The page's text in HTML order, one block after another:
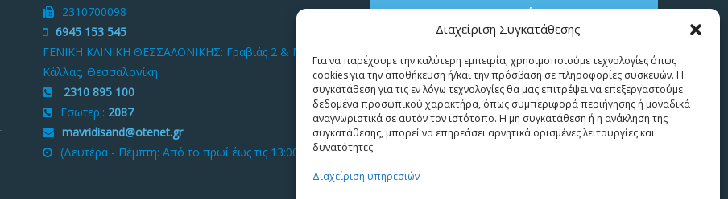
Διαχείριση Συγκατάθεσης
Για να παρέχουμε την καλύτερη εμπειρία, χρησιμοποιούμε τεχνολογίες όπως
cookies για την αποθήκευση ή/και την πρόσβαση σε πληροφορίες συσκευών. Η
συγκατάθεση για τις εν λόγω τεχνολογίες θα μας επιτρέψει να επεξεργαστούμε
δεδομένα προσωπικού χαρακτήρα, όπως συμπεριφορά περιήγησης ή μοναδικά
αναγνωριστικά σε αυτόν τον ιστότοπο. Η μη συγκατάθεση ή η ανάκληση της
συγκατάθεσης, μπορεί να επηρεάσει αρνητικά ορισμένες λειτουργίες και
δυνατότητες.
Διαχείριση υπηρεσιών
2310700098
6945 153 545
ΓΕΝΙΚΗ ΚΛΙΝΙΚΗ ΘΕΣΣΑΛΟΝΙΚΗΣ: Γραβιάς 2 & Μ.
Κάλλας, Θεσσαλονίκη
2310 895 100
Εσωτερ.: 2087
mavridisand@otenet.gr
(Δευτέρα - Πέμπτη: Από το πρωί έως τις 13:00)
Ιατρείο
Παρασκευή: 09:00 – 13:30